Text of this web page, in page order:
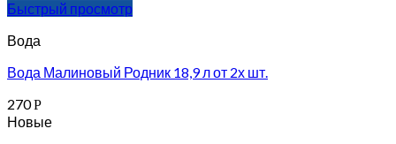
Быстрый просмотр
Вода
Вода Малиновый Родник 18,9 л от 2х шт.
270Р
Новые